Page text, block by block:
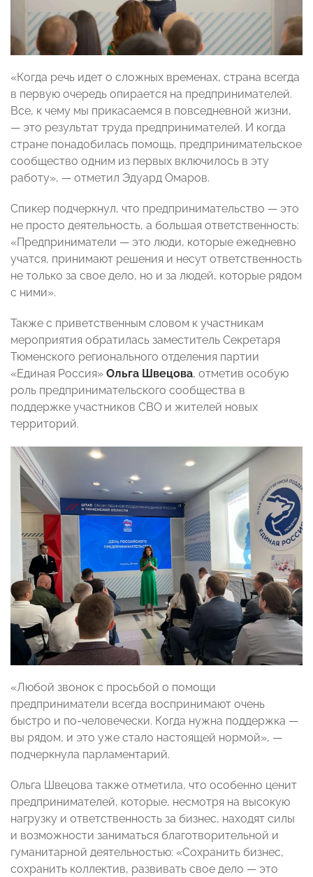
«Когда речь идет о сложных временах, страна всегда
в первую очередь опирается на предпринимателей.
Все, к чему мы прикасаемся в повседневной жизни,
— это результат труда предпринимателей. И когда
стране понадобилась помощь, предпринимательское
сообщество одним из первых включилось в эту
работу», — отметил Эдуард Омаров.
Спикер подчеркнул, что предпринимательство — это
не просто деятельность, а большая ответственность:
«Предприниматели — это люди, которые ежедневно
учатся, принимают решения и несут ответственность
не только за свое дело, но и за людей, которые рядом
с ними».
Также с приветственным словом к участникам
мероприятия обратилась заместитель Секретаря
Тюменского регионального отделения партии
«Единая Россия» Ольга Швецова, отметив особую
роль предпринимательского сообщества в
поддержке участников СВО и жителей новых
территорий.
«Любой звонок с просьбой о помощи
предприниматели всегда воспринимают очень
быстро и по-человечески. Когда нужна поддержка —
вы рядом, и это уже стало настоящей нормой», —
подчеркнула парламентарий.
Ольга Швецова также отметила, что особенно ценит
предпринимателей, которые, несмотря на высокую
нагрузку и ответственность за бизнес, находят силы
и возможности заниматься благотворительной и
гуманитарной деятельностью: «Сохранить бизнес,
сохранить коллектив, развивать свое дело — это